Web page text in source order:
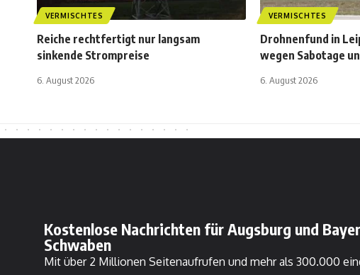
VERMISCHTES
Reiche rechtfertigt nur langsam
sinkende Strompreise
6. August 2026
VERMISCHTES
Drohnenfund in
wegen Sabotage
6. August 2026
Kostenlose Nachrichten für Augsburg und
Schwaben
Mit über 2 Millionen Seitenaufrufen und mehr als 300.000